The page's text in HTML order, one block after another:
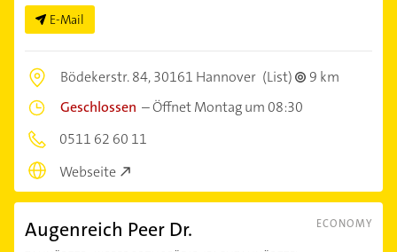
E-Mail
Bödekerstr. 84,30161 Hannover (List)
9 km
Geschlossen –Öffnet Montag um 08:30
0511 62 60 11
Webseite
ECONOMY
Augenreich Peer Dr.